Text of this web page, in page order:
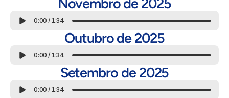
0:00 / 1:34
Outubro de 2025
0:00 / 1:34
Setembro de 2025
0:00 / 1:34